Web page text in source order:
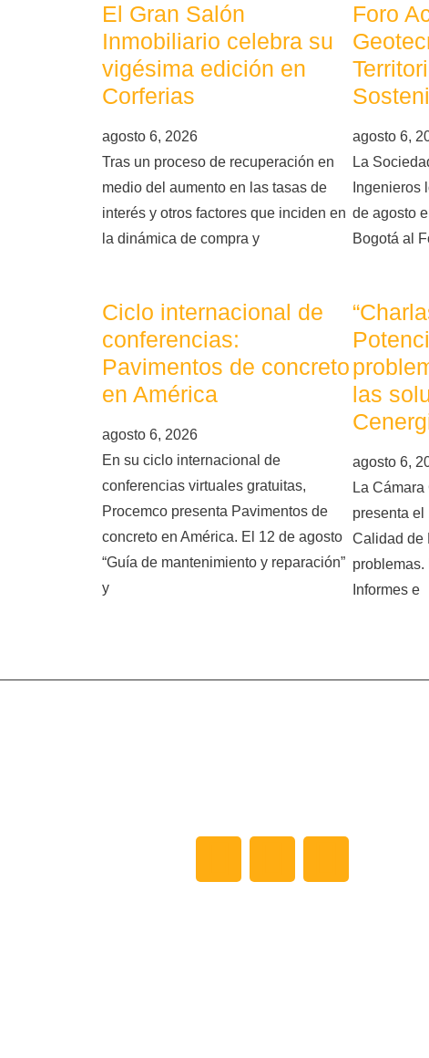
El Gran Salón
Inmobiliario celebra su
vigésima edición en
Corferias
agosto 6, 2026
Tras un proceso de recuperación en
medio del aumento en las tasas de
interés y otros factores que inciden en
la dinámica de compra y
Foro
agosto 6,
La
Ingenieros
de agosto
Bogotá al
Ciclo internacional de
conferencias:
Pavimentos de concreto
en América
agosto 6, 2026
En su ciclo internacional de
conferencias virtuales gratuitas,
Procemco presenta Pavimentos de
concreto en América. El 12 de agosto
“Guía de mantenimiento y reparación”
y
las
agosto 6,
La
presenta el
Calidad de
problemas.
Informes e